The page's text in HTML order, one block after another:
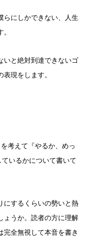
らにしかできない、人生
いと絶対到達できないゴ
現をします。
考えて『やるか、めっ
いるかについて書いて
にするくらいの勢いと熱
ょうか。読者の方に理解
完全無視して本音を書き